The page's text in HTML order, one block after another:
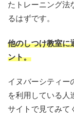
たトレーニング法
るはずです。
他のしつけ教室に
ント。
イヌバーシティー
を利用している人
サイトで見てみて